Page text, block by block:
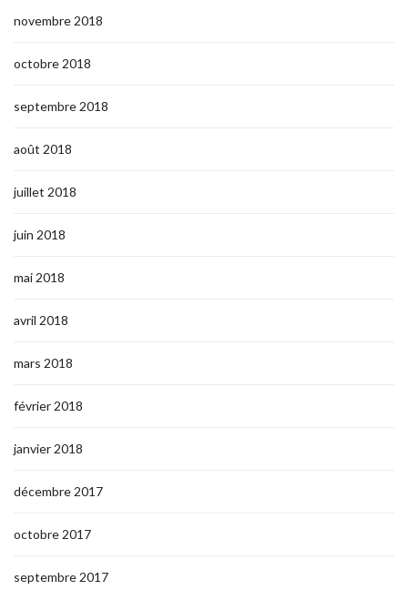
novembre 2018
octobre 2018
septembre 2018
août 2018
juillet 2018
juin 2018
mai 2018
avril 2018
mars 2018
février 2018
janvier 2018
décembre 2017
octobre 2017
septembre 2017